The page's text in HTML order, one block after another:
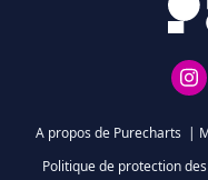
A propos de Purecharts |
Politique de protection